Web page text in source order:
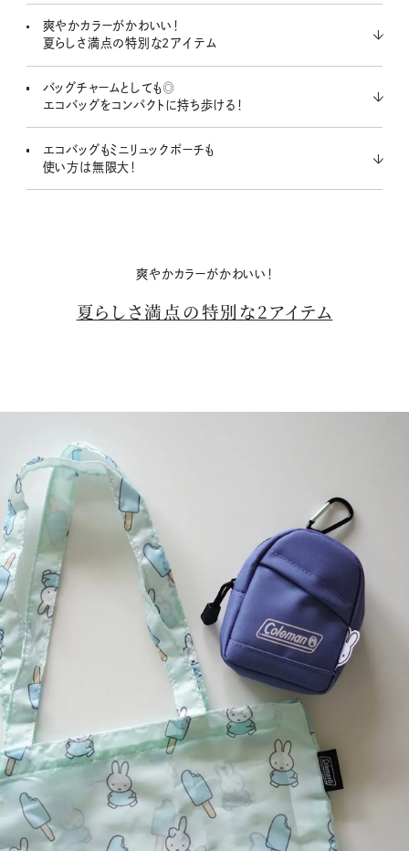
爽やかカラーがかわいい！
夏らしさ満点の特別な2アイテム
バッグチャームとしても◎
エコバッグをコンパクトに持ち歩ける！
エコバッグもミニリュックポーチも
使い方は無限大！
爽やかカラーがかわいい！
夏らしさ満点の特別な2アイテム